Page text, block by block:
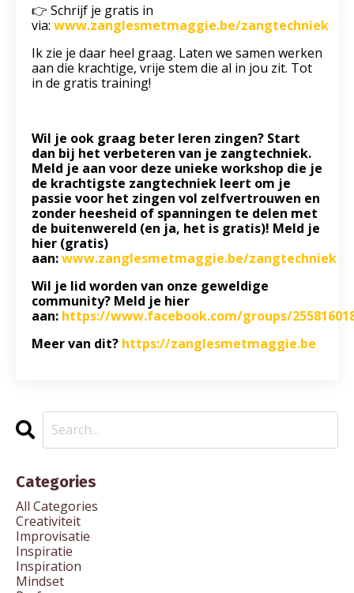
👉 Schrijf je gratis in
via: www.zanglesmetmaggie.be/zangtechniek
Ik zie je daar heel graag. Laten we samen werken
aan die krachtige, vrije stem die al in jou zit. Tot
in de gratis training!
Wil je ook graag beter leren zingen? Start
dan bij het verbeteren van je zangtechniek.
Meld je aan voor deze unieke workshop die je
de krachtigste zangtechniek leert om je
passie voor het zingen vol zelfvertrouwen en
zonder heesheid of spanningen te delen met
de buitenwereld (en ja, het is gratis)! Meld je
hier (gratis)
aan:www.zanglesmetmaggie.be/zangtechniek
Wil je lid worden van onze geweldige
community? Meld je hier
aan: https://www.facebook.com/groups/
Meer van dit? https://zanglesmetmaggie.be
Categories
All Categories
Creativiteit
Improvisatie
Inspiratie
Inspiration
Mindset